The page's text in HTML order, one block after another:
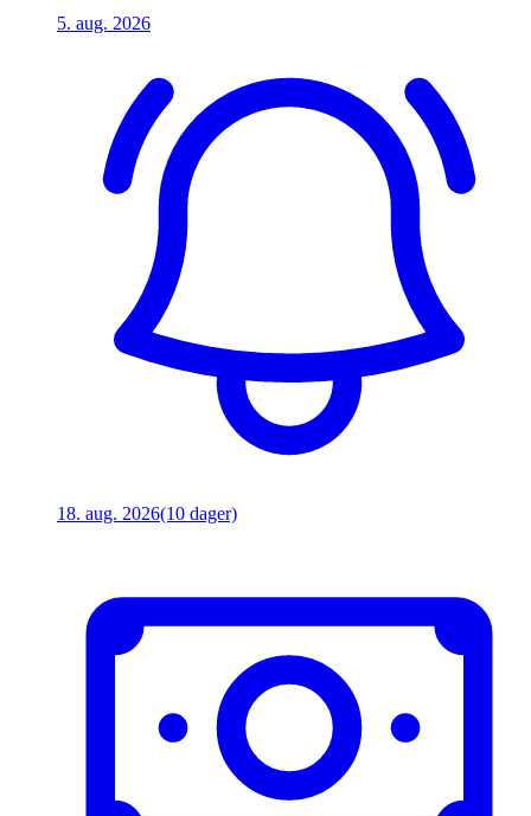
5. aug. 2026
18. aug. 2026(10 dager)